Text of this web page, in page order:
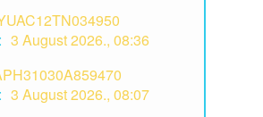
3 August 2026., 08:36
3 August 2026., 08:07